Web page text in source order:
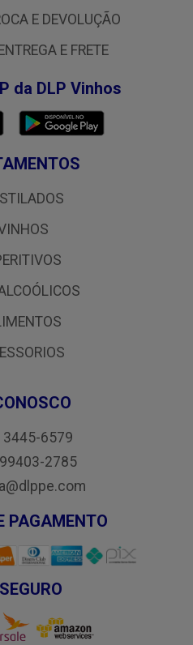
E DEVOLUÇÃO
E FRETE
da DLP Vinhos
3445-6579
2785
PAGAMENTO